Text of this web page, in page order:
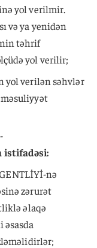
yol verilmir.
və ya yenidən
təhrif
yol verilir;
yol verilən səhvlər
istifadəsi:
nə
zərurət
əlaqə
əsasda